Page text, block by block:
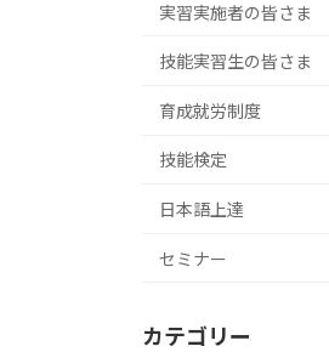
実習実施者の皆さま
技能実習生の皆さま
育成就労制度
技能検定
日本語上達
セミナー
カテゴリー